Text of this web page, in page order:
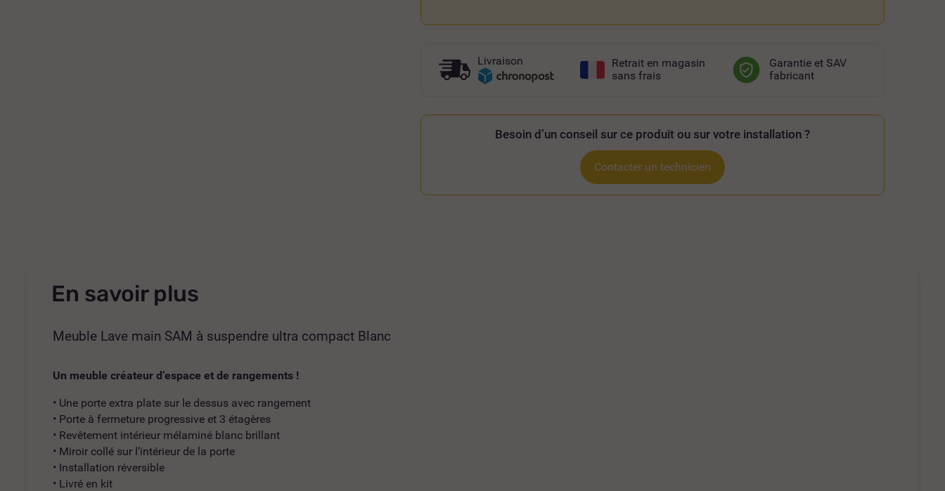
Livraison
Retrait en magasin
sans frais
Garantie et SAV
fabricant
Besoin d’un conseil sur ce produit ou sur votre installation ?
Contacter un technicien
En savoir plus
Meuble Lave main SAM à suspendre ultra compact Blanc
Un meuble créateur d’espace et de rangements !
• Une porte extra plate sur le dessus avec rangement
• Porte à fermeture progressive et 3 étagères
• Revêtement intérieur mélaminé blanc brillant
• Miroir collé sur l’intérieur de la porte
• Installation réversible
• Livré en kit